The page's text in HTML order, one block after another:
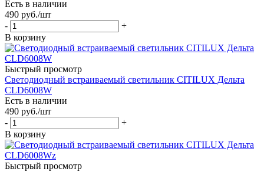
Есть в наличии
490 руб./шт
-
+
В корзину
Быстрый просмотр
Светодиодный встраиваемый светильник CITILUX Дельта
CLD6008W
Есть в наличии
490 руб./шт
-
+
В корзину
Быстрый просмотр